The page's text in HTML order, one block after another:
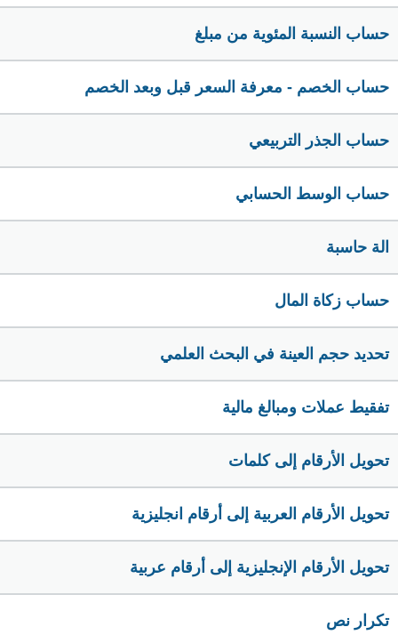
حساب النسبة المئوية من مبلغ
حساب الخصم - معرفة السعر قبل وبعد الخصم
حساب الجذر التربيعي
حساب الوسط الحسابي
الة حاسبة
حساب زكاة المال
تحديد حجم العينة في البحث العلمي
تفقيط عملات ومبالغ مالية
تحويل الأرقام إلى كلمات
تحويل الأرقام العربية إلى أرقام انجليزية
تحويل الأرقام الإنجليزية إلى أرقام عربية
تكرار نص